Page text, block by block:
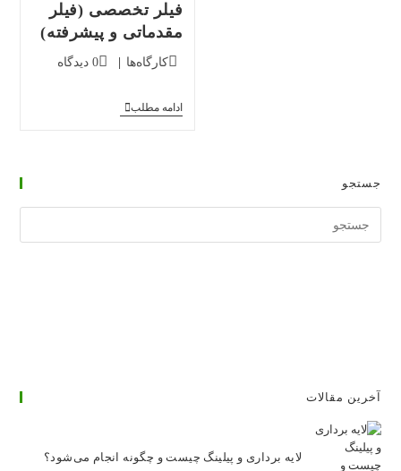
فیلر تخصصی (فیلر
مقدماتی و پیشرفته)
دسته‌بندی
کارگاه‌ها
دیدگاه‌های
0 دیدگاه
ادامه مطلبکارگاه
و
جستجو
وبسایت
آخرین مقالات
لایه برداری و پیلینگ چیست و چگونه انجام می‌شود؟